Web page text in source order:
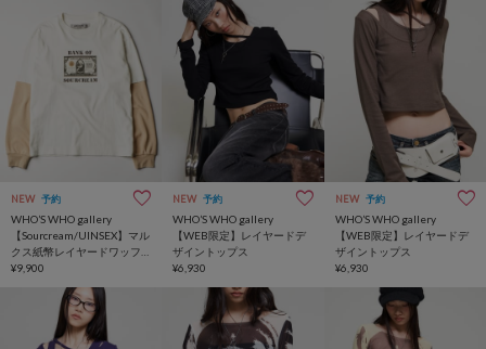
NEW 予約
WHO’S WHO gallery
【Sourcream/UINSEX】マル
クス紙幣レイヤードワッフ
ルトップス
¥9,900
NEW 予約
WHO’S WHO gallery
【WEB限定】レイヤードデ
ザイントップス
¥6,930
NEW 予約
WHO’S WHO gallery
【WEB限定】レイヤードデ
ザイントップス
¥6,930